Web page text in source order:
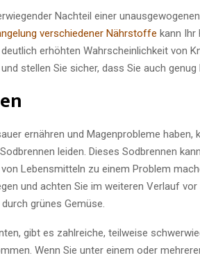
Nachteil einer
verschiedener Nährstoffe kann Ihr
erhöhten Wahrscheinlichkeit von
stellen Sie sicher, dass Sie auch genug
ernähren und Magenprobleme
leiden. Dieses Sodbrennen
Lebensmitteln zu einem Problem
und achten Sie im weiteren Verlauf
grünes Gemüse.
gibt es zahlreiche, teilweise
Wenn Sie unter einem oder